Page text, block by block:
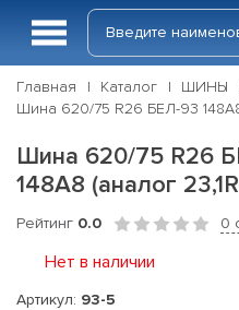
Главная Каталог ШИНЫ
Шина 620/75 R26 БЕЛ-93
Шина 620/75 R26
148A8 (аналог
Рейтинг 0.0 0
Нет в наличии
Артикул: 93-5